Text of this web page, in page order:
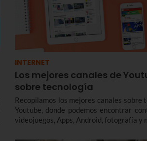
INTERNET
Los mejores canales de
sobre tecnología
Recopilamos los mejores canales sobre
Youtube, donde podemos encontrar
videojuegos, Apps, Android, fotografía y